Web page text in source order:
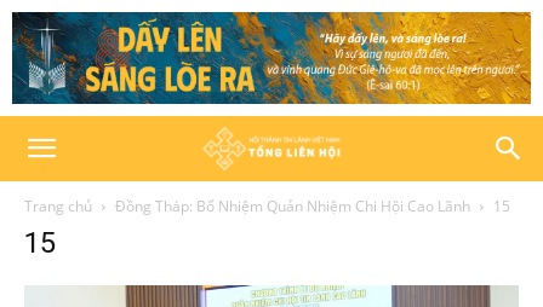
Trang chủ Đồng Tháp: Bổ Nhiệm Quản Nhiệm Chi Hội Cao Lãnh 15
15